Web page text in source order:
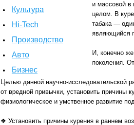
Культура
Hi-Tech
Производство
Авто
Бизнес
и массовой в
целом. В
табака —
являющийся
И, конечно
поколения.
Целью данной научно-исследовательской
от вредной привычки, установить причины
физиологическое и умственное развитие
❖ Установить причины курения в раннем